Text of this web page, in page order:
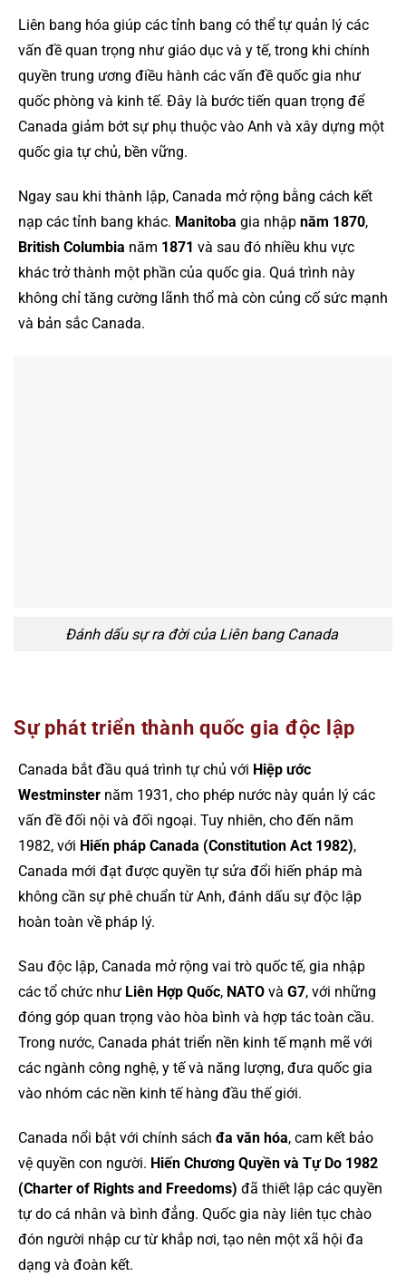
Liên bang hóa giúp các tỉnh bang có thể tự quản lý các
vấn đề quan trọng như giáo dục và y tế, trong khi chính
quyền trung ương điều hành các vấn đề quốc gia như
quốc phòng và kinh tế. Đây là bước tiến quan trọng để
Canada giảm bớt sự phụ thuộc vào Anh và xây dựng một
quốc gia tự chủ, bền vững.
Ngay sau khi thành lập, Canada mở rộng bằng cách kết
nạp các tỉnh bang khác. Manitoba gia nhập năm 1870,
British Columbia năm 1871 và sau đó nhiều khu vực
khác trở thành một phần của quốc gia. Quá trình này
không chỉ tăng cường lãnh thổ mà còn củng cố sức mạnh
và bản sắc Canada.
Đánh dấu sự ra đời của Liên bang Canada
Sự phát triển thành quốc gia độc lập
Canada bắt đầu quá trình tự chủ với Hiệp ước
Westminster năm 1931, cho phép nước này quản lý các
vấn đề đối nội và đối ngoại. Tuy nhiên, cho đến năm
1982, với Hiến pháp Canada (Constitution Act 1982),
Canada mới đạt được quyền tự sửa đổi hiến pháp mà
không cần sự phê chuẩn từ Anh, đánh dấu sự độc lập
hoàn toàn về pháp lý.
Sau độc lập, Canada mở rộng vai trò quốc tế, gia nhập
các tổ chức như Liên Hợp Quốc, NATO và G7, với những
đóng góp quan trọng vào hòa bình và hợp tác toàn cầu.
Trong nước, Canada phát triển nền kinh tế mạnh mẽ với
các ngành công nghệ, y tế và năng lượng, đưa quốc gia
vào nhóm các nền kinh tế hàng đầu thế giới.
Canada nổi bật với chính sách đa văn hóa, cam kết bảo
vệ quyền con người. Hiến Chương Quyền và Tự Do 1982
(Charter of Rights and Freedoms) đã thiết lập các quyền
tự do cá nhân và bình đẳng. Quốc gia này liên tục chào
đón người nhập cư từ khắp nơi, tạo nên một xã hội đa
dạng và đoàn kết.